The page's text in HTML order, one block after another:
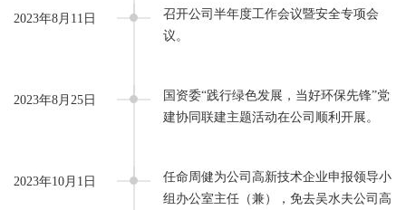
2023年8月11日
召开公司半年度工作会议暨安全专项会
议。
2023年8月25日
国资委“践行绿色发展，当好环保先锋”党
建协同联建主题活动在公司顺利开展。
2023年10月1日
任命周健为公司高新技术企业申报领导小
组办公室主任（兼），免去吴水夫公司高